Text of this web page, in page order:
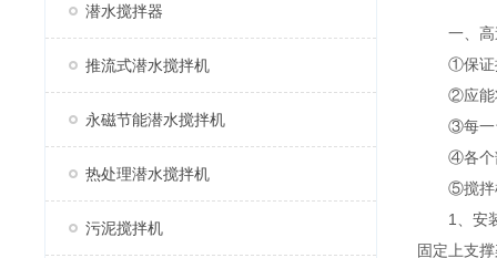
潜水搅拌器
推流式潜水搅拌机
永磁节能潜水搅拌机
热处理潜水搅拌机
污泥搅拌机
一、高
①保证搅
②应能将
③每一台
④各个部
⑤搅拌机
1、安装
固定上支